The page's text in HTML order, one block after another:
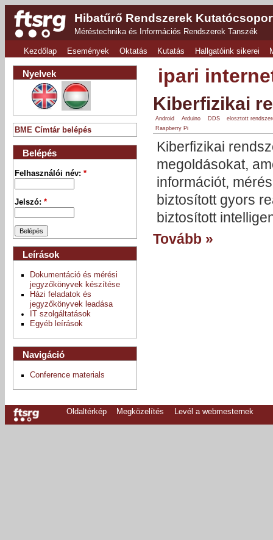
Hibatűrő Rendszerek
Méréstechnika és Információs Rendszerek Tanszék
Kezdőlap Események Oktatás Kutatás Hallgatóink sikerei
ipari
Kiberfizikai
Android Arduino DDS
elosztott
Raspberry Pi
Kiberfizikai
megoldásokat,
információt,
biztosított gyors
biztosított
Tovább »
Nyelvek
BME Címtár belépés
Belépés
Felhasználói név:*
Jelszó:*
Leírások
Dokumentáció és mérési
jegyzőkönyvek készítése
Házi feladatok és
jegyzőkönyvek leadása
IT szolgáltatások
Egyéb leírások
Navigáció
Conference materials
Oldaltérkép Megközelítés Levél a webmesternek